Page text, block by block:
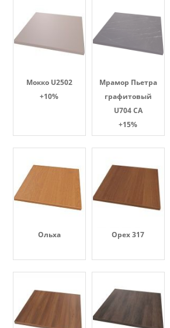
Мокко U2502
+10%
Мрамор Пьетра
графитовый
U704 CA
+15%
Ольха Орех 317